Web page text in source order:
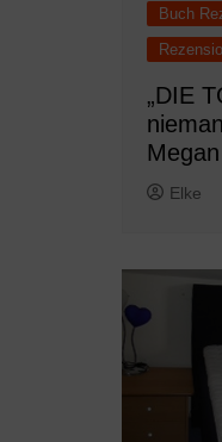
Buch
„DIE
Elke